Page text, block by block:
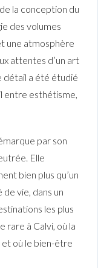
la conception du
des volumes
une atmosphère
attentes d’un art
détail a été étudié
entre esthétisme,
par son
Elle
bien plus qu’un
vie, dans un
les plus
rare à Calvi, où la
et où le bien-être